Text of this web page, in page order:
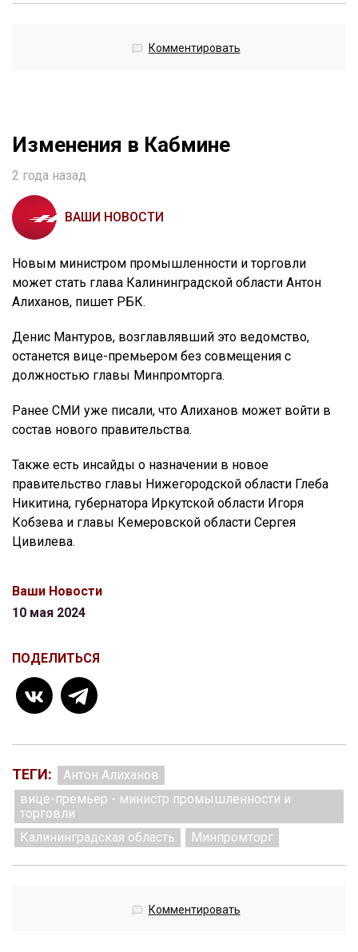
Комментировать
Изменения в Кабмине
2 года назад
ВАШИ НОВОСТИ
Новым министром промышленности и торговли
может стать глава Калининградской области Антон
Алиханов, пишет РБК.
Денис Мантуров, возглавлявший это ведомство,
останется вице-премьером без совмещения с
должностью главы Минпромторга.
Ранее СМИ уже писали, что Алиханов может войти в
состав нового правительства.
Также есть инсайды о назначении в новое
правительство главы Нижегородской области Глеба
Никитина, губернатора Иркутской области Игоря
Кобзева и главы Кемеровской области Сергея
Цивилева.
Ваши Новости
10 мая 2024
ПОДЕЛИТЬСЯ
ТЕГИ:
Антон Алиханов
вице-премьер - министр промышленности и
торговли
Калининградская область
Минпромторг
Комментировать